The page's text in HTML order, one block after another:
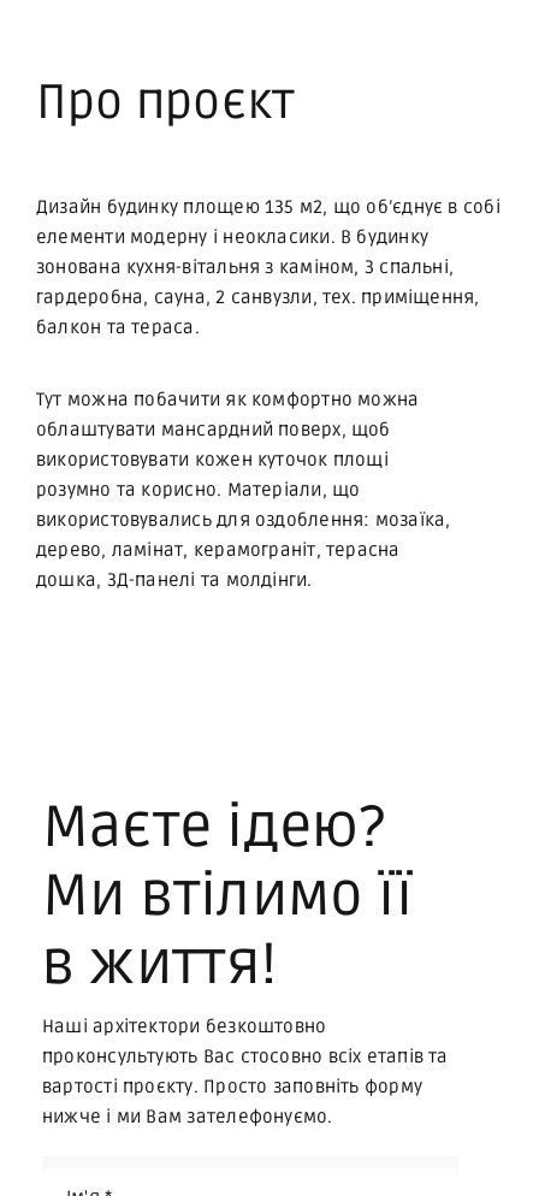
Про проєкт
Дизайн будинку площею 135 м2, що об’єднує в собі
елементи модерну і неокласики. В будинку
зонована кухня-вітальня з каміном, 3 спальні,
гардеробна, сауна, 2 санвузли, тех. приміщення,
балкон та тераса.
Тут можна побачити як комфортно можна
облаштувати мансардний поверх, щоб
використовувати кожен куточок площі
розумно та корисно. Матеріали, що
використовувались для оздоблення: мозаїка,
дерево, ламінат, керамограніт, терасна
дошка, 3Д-панелі та молдінги.
Маєте ідею?
Ми втілимо її
в життя!
Наші архітектори безкоштовно
проконсультують Вас стосовно всіх етапів та
вартості проєкту. Просто заповніть форму
нижче і ми Вам зателефонуємо.